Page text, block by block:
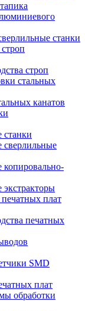
станки
строп
стальных
канатов
станки
сверлильные
копировально-
экстракторы
плат
печатных
SMD
плат
обработки